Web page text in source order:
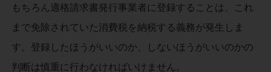
もちろん適格請求書発行事業者に登録することは、これ
まで免除されていた消費税を納税する義務が発生しま
す。登録したほうがいいのか、しないほうがいいのかの
判断は慎重に行わなければいけません。